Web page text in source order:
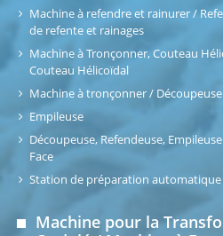
Machine à refendre et rainurer /
de refente et rainages
Machine à Tronçonner, Couteau
Couteau Hélicoïdal
Machine à tronçonner /
Empileuse
Découpeuse, Refendeuse,
Face
Station de préparation automatique
Machine pour la